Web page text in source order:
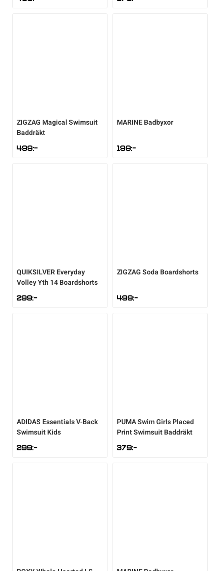
ZIGZAG Magical Swimsuit
Baddräkt
499:-
MARINEBadbyxor
199:-
QUIKSILVEREveryday
Volley Yth 14 Boardshorts
299:-
ZIGZAGSoda Boardshorts
499:-
ADIDAS Essentials V-Back
Swimsuit Kids
299:-
PUMASwim Girls Placed
Print Swimsuit Baddräkt
379:-